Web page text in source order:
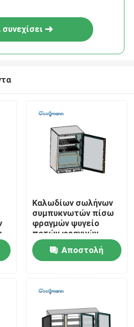
Καλωδίων σωλήνων
συμπυκνωτών πίσω
φραγμών ψυγείο
ποτών φραγμών
μπύρας πιό δροσερό,
πίσω με 1 πόρτα
γυαλιού
Αποστολή